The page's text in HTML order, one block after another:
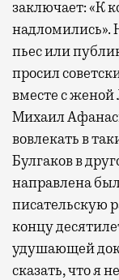
заключает: «К
надломились».
пьес или
просил
вместе с
Михаил
вовлекать в
Булгаков в
направлена
писательскую
концу
удушающей
сказать, что я